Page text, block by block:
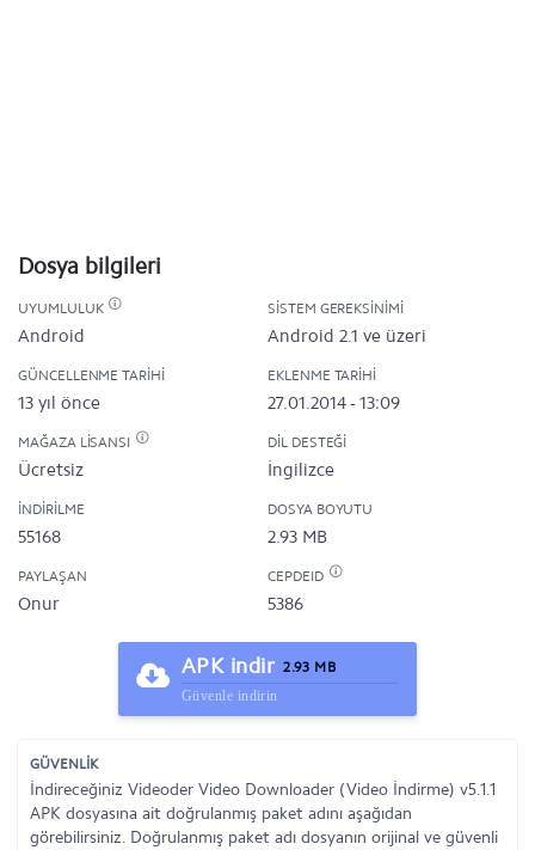
Dosya bilgileri
UYUMLULUK
Android
SISTEM GEREKSINIMI
Android 2.1 ve üzeri
GÜNCELLENME TARIHI
13 yıl önce
EKLENME TARIHI
27.01.2014 - 13:09
MAĞAZA LISANSI
Ücretsiz
DIL DESTEĞI
İngilizce
İNDIRILME
55168
DOSYA BOYUTU
2.93 MB
PAYLAŞAN
Onur
CEPDEID
5386
APK indir 2.93 MB
Güvenle indirin
GÜVENLİK
İndireceğiniz Videoder Video Downloader (Video İndirme) v5.1.1
APK dosyasına ait doğrulanmış paket adını aşağıdan
görebilirsiniz. Doğrulanmış paket adı dosyanın orijinal ve güvenli